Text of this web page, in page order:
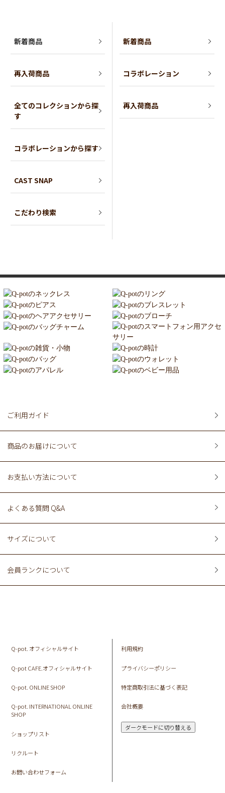
新着商品
再入荷商品
全てのコレクションから探
す
コラボレーションから探す
CAST SNAP
こだわり検索
新着商品
コラボレーション
再入荷商品
ご利用ガイド
商品のお届けについて
お支払い方法について
よくある質問 Q&A
サイズについて
会員ランクについて
Q-pot. オフィシャルサイト
Q-pot CAFE.オフィシャルサイト
Q-pot. ONLINE SHOP
Q-pot. INTERNATIONAL ONLINE
SHOP
ショップリスト
リクルート
お問い合わせフォーム
利用規約
プライバシーポリシー
特定商取引法に基づく表記
会社概要
ダークモードに切り替える